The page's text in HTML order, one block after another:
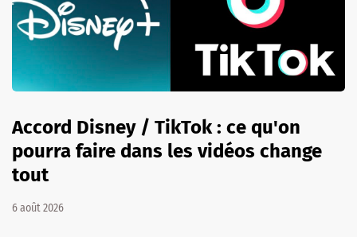
Accord Disney / TikTok : ce qu'on
pourra faire dans les vidéos change
tout
6 août 2026